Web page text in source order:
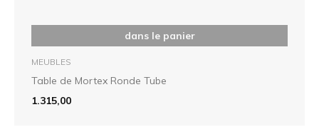
dans le panier
MEUBLES
Table de Mortex Ronde Tube
1.315,00